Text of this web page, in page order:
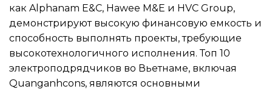
как Alphanam E&C, Hawee M&E и HVC Group,
демонстрируют высокую финансовую емкость и
способность выполнять проекты, требующие
высокотехнологичного исполнения. Топ 10
электроподрядчиков во Вьетнаме, включая
Quanganhcons, являются основными